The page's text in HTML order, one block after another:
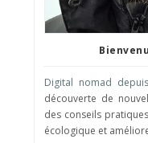
Digital nomad
découverte de
des conseils
écologique et